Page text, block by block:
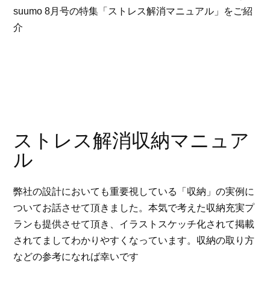
suumo 8月号の特集「ストレス解消マニュアル」をご紹
介
ストレス解消収納マニュア
ル
弊社の設計においても重要視している「収納」の実例に
ついてお話させて頂きました。本気で考えた収納充実プ
ランも提供させて頂き、イラストスケッチ化されて掲載
されてましてわかりやすくなっています。収納の取り方
などの参考になれば幸いです